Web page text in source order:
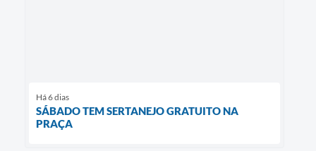
Há 6 dias
SÁBADO TEM SERTANEJO GRATUITO NA
PRAÇA